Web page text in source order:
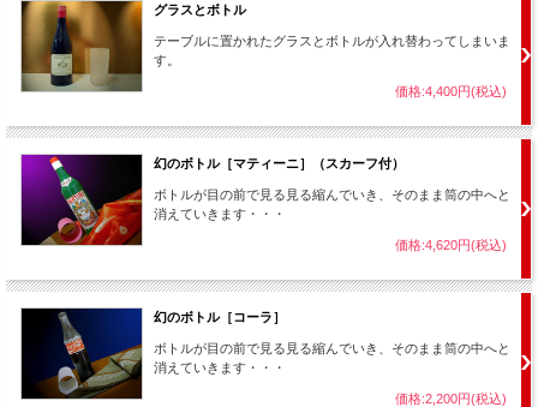
グラスとボトル
テーブルに置かれたグラスとボトルが入れ替わってしまいま
す。
価格:4,400円(税込)
幻のボトル［マティーニ］（スカーフ付）
ボトルが目の前で見る見る縮んでいき、そのまま筒の中へと
消えていきます・・・
価格:4,620円(税込)
幻のボトル［コーラ］
ボトルが目の前で見る見る縮んでいき、そのまま筒の中へと
消えていきます・・・
価格:2,200円(税込)